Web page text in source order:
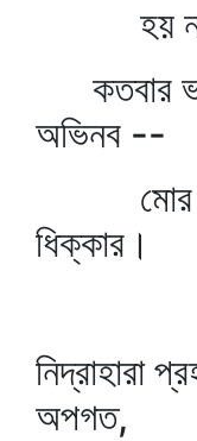
হয়
কতবার
অভিনব --
মোর
ধিক্কার।
সময়
নিদ্রাহারা
অপগত,